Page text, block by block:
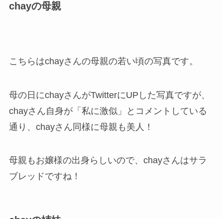
chayの母親
こちらはchayさんの母親の若い頃の写真です。
母の日にchayさんがTwitterにUPした写真ですが、
chayさん自身が「私に激似」とコメントしている
通り、chayさん同様に母親も美人！
母親もお嬢様の出身らしいので、chayさんはサラ
ブレッドですね！